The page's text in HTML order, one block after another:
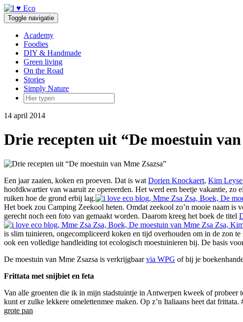
Doorgaan
naar
inhoud
Toggle navigatie
Academy
Foodies
DIY & Handmade
Green living
On the Road
Stories
Simply Nature
14 april 2014
Drie recepten uit “De moestuin
Een jaar zaaien, koken en proeven. Dat is wat Dorien Knockaert, Kim
hoofdkwartier van waaruit ze opereerden. Het werd een beetje vakantie, zo
ruiken hoe de grond erbij lag.
Het boek zou Camping Zeekool heten. Omdat zeekool zo’n mooie naam is
gerecht noch een foto van gemaakt worden. Daarom kreeg het boek de titel
is slim tuinieren, ongecompliceerd koken en tijd overhouden om in de zon
ook een volledige handleiding tot ecologisch moestuinieren bij. De basis
De moestuin van Mme Zsazsa is verkrijgbaarvia WPG of bij je
Frittata met snijbiet en feta
Van alle groenten die ik in mijn stadstuintje in Antwerpen kweek of
kunt er zulke lekkere omelettenmee maken. Op z’n Italiaans heet dat
grote pan